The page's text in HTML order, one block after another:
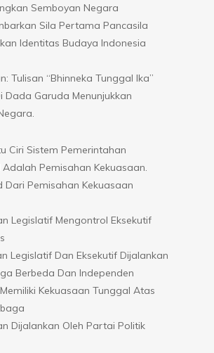
Semboyan Negara
Sila Pertama Pancasila
Identitas Budaya Indonesia
Tulisan “Bhinneka Tunggal Ika”
Dada Garuda Menunjukkan
Ciri Sistem Pemerintahan
Pemisahan Kekuasaan.
Dari Pemisahan Kekuasaan
Legislatif Mengontrol Eksekutif
Legislatif Dan Eksekutif Dijalankan
Berbeda Dan Independen
Kekuasaan Tunggal Atas
Dijalankan Oleh Partai Politik